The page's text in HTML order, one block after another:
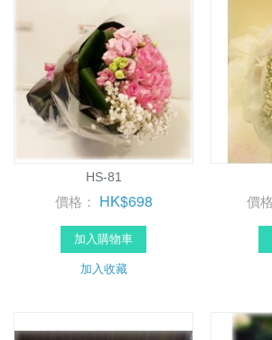
HS-81
價格： HK$698
加入購物車
加入收藏
價